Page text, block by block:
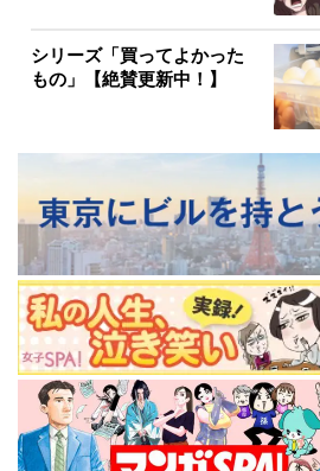
シリーズ「買ってよかった
もの」【絶賛更新中！】